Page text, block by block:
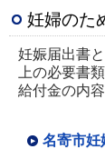
妊婦のた
妊娠届出書
上の必要書
給付金の内
名寄市妊